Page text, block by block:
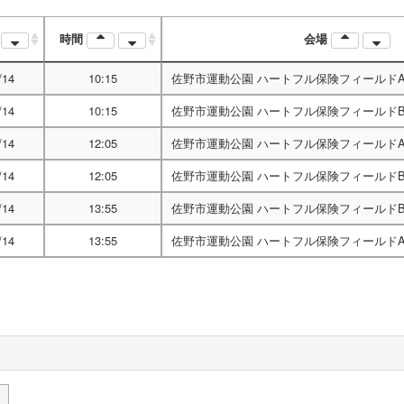
時間 会場
10:15 佐野市運動公園 ハートフル保険フィールド
10:15 佐野市運動公園 ハートフル保険フィールド
12:05 佐野市運動公園 ハートフル保険フィールド
12:05 佐野市運動公園 ハートフル保険フィールド
13:55 佐野市運動公園 ハートフル保険フィールド
13:55 佐野市運動公園 ハートフル保険フィールド